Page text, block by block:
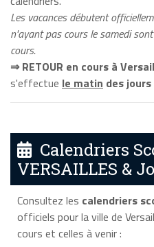
Les vacances débutent
n'ayant pas cours le samedi
cours.
⇒ RETOUR en cours à
s'effectue le matin des
Calendriers
VERSAILLES &
Consultez les calendriers
officiels pour la ville de
cours et celles à venir :